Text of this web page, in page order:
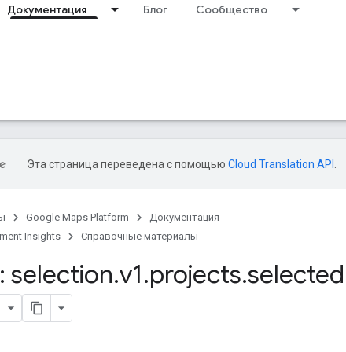
Документация Блог Сообщество
Эта страница переведена с помощью Cloud Translation API
Google Maps Platform
Документация
Insights
Справочные материалы
selection.v1.projects.selected